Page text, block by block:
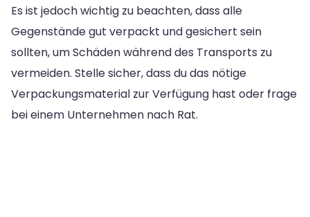
Es ist jedoch wichtig zu beachten, dass alle
Gegenstände gut verpackt und gesichert sein
sollten, um Schäden während des Transports zu
vermeiden. Stelle sicher, dass du das nötige
Verpackungsmaterial zur Verfügung hast oder frage
bei einem Unternehmen nach Rat.